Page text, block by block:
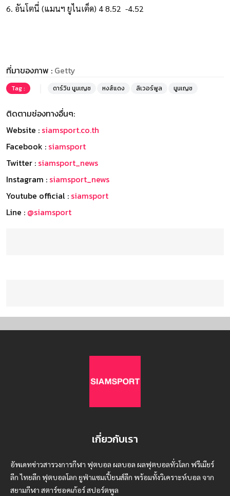
6. อันโตนี่ (แมนฯ ยูไนเต็ด) 4 8.52 -4.52
ที่มาของภาพ : Getty
Tag : ดาร์วิน นูนเญซ หงส์แดง ลิเวอร์พูล นูนเญซ
ติดตามช่องทางอื่นๆ:
Website : siamsport.co.th
Facebook : siamsport
Twitter : siamsport_news
Instagram : siamsport_news
Youtube official : siamsport
Line : @siamsport
เกี่ยวกับเรา
อัพเดทข่าวสารวงการกีฬา ฟุตบอล ผลบอล ผลฟุตบอลทั่วโลก ฟรีเมียร์
ลีก ไทยลีก ฟุตบอลโลก ยูฟ่าแซมเปี้ยนส์ลีก พร้อมทั้งวิเคราะห์บอล จาก
สยามกีฬา สตาร์ชอคเก้อร์ สปอร์ตพูล